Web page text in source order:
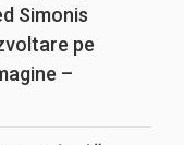
Simonis
pe
–